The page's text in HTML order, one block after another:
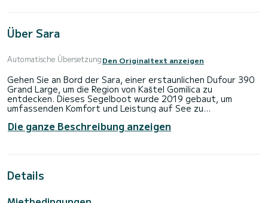
Über Sara
Automatische ÜbersetzungDen Originaltext anzeigen
Gehen Sie an Bord der Sara, einer erstaunlichen Dufour 390
Grand Large, um die Region von Kaštel Gomilica zu
entdecken. Dieses Segelboot wurde 2019 gebaut, um
umfassenden Komfort und Leistung auf See zu
Das Boot verfügt über 3 voll ausgestattete Kabine(n) und
Metern wird es Ihr bester Verbündeter sein, um einen
von Kaštel Gomilica
Die ganze Beschreibung anzeigen
Details